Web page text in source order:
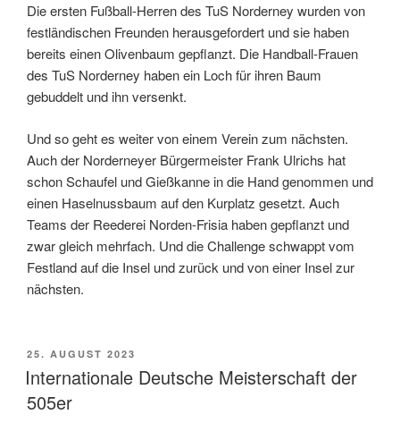
Die ersten Fußball-Herren des TuS Norderney wurden von
festländischen Freunden herausgefordert und sie haben
bereits einen Olivenbaum gepflanzt. Die Handball-Frauen
des TuS Norderney haben ein Loch für ihren Baum
gebuddelt und ihn versenkt.
Und so geht es weiter von einem Verein zum nächsten.
Auch der Norderneyer Bürgermeister Frank Ulrichs hat
schon Schaufel und Gießkanne in die Hand genommen und
einen Haselnussbaum auf den Kurplatz gesetzt. Auch
Teams der Reederei Norden-Frisia haben gepflanzt und
zwar gleich mehrfach. Und die Challenge schwappt vom
Festland auf die Insel und zurück und von einer Insel zur
nächsten.
VERÖFFENTLICHT
AM
25. AUGUST 2023
Internationale Deutsche Meisterschaft der
505er